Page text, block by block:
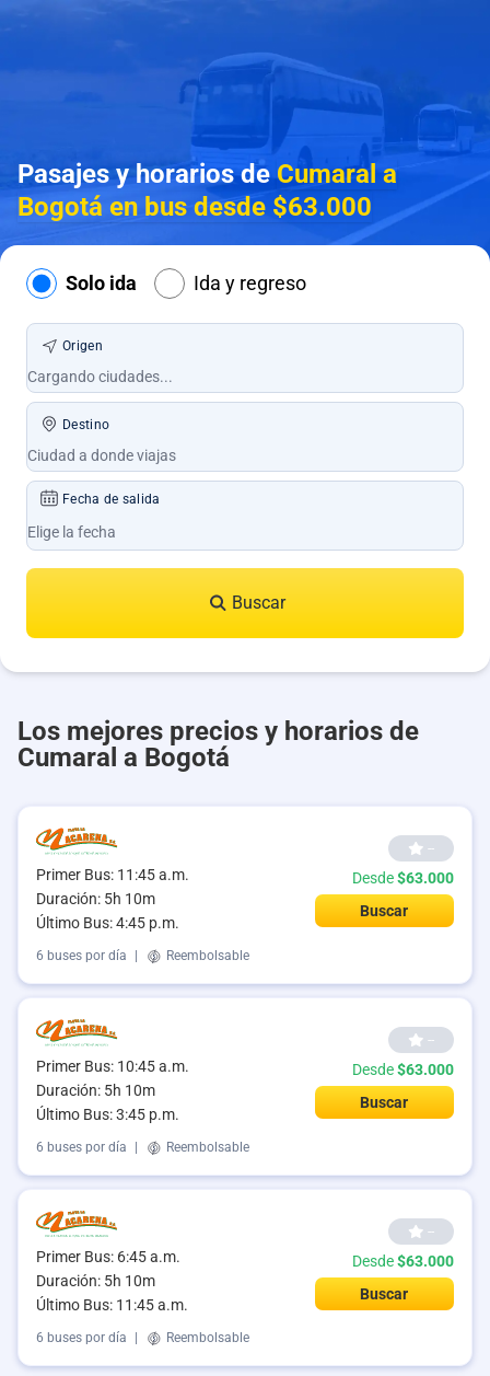
Pasajes y horarios deCumaral a
Bogotá en bus desde $63.000
Solo ida Ida y regreso
Origen
Destino
Fecha de salida
Buscar
Los mejores precios y horarios de
Cumaral a Bogotá
Primer Bus: 11:45 a.m.
Duración: 5h 10m
Último Bus: 4:45 p.m.
--
Desde$63.000
Buscar
6 buses por día Reembolsable
Primer Bus: 10:45 a.m.
Duración: 5h 10m
Último Bus: 3:45 p.m.
--
Desde$63.000
Buscar
6 buses por día | Reembolsable
Primer Bus: 6:45 a.m.
Duración: 5h 10m
Último Bus: 11:45 a.m.
--
Desde$63.000
Buscar
6 buses por día Reembolsable